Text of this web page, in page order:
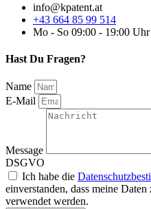
info@kpatent.at
+43 664 85 99 514
Mo - So 09:00 - 19:00 Uhr
Hast Du Fragen?
Name
E-Mail
Message
DSGVO
Ich habe die
einverstanden, dass meine
verwendet werden.